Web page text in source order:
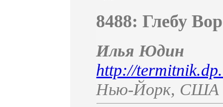
8488: Глебу
Илья Юдин
http://
Нью-Йорк, США